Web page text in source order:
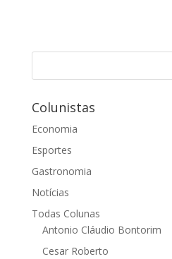
Colunistas
Economia
Esportes
Gastronomia
Notícias
Todas Colunas
Antonio Cláudio Bontorim
Cesar Roberto